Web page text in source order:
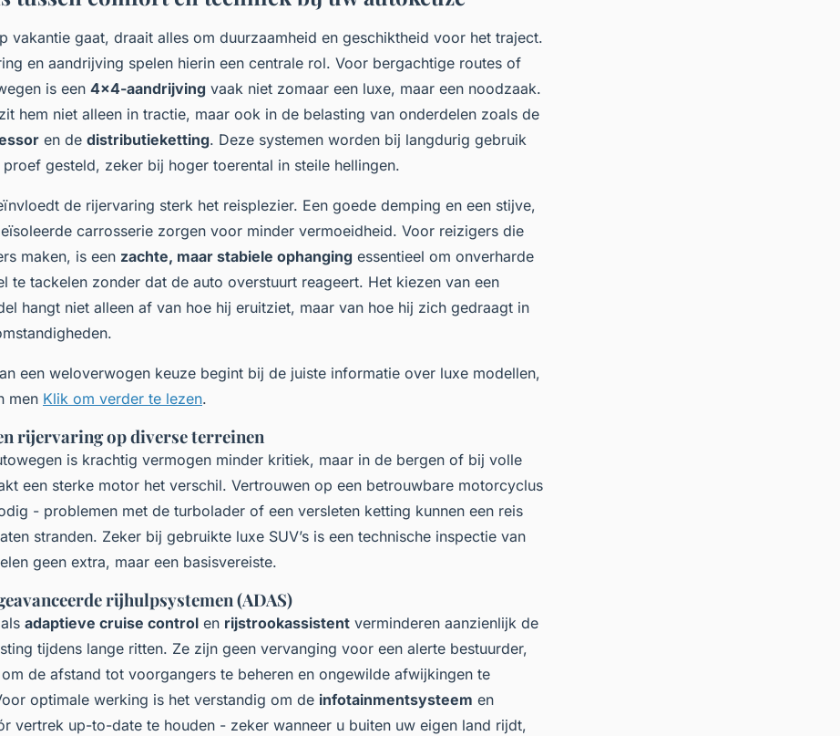
vakantie gaat, draait alles om duurzaamheid en geschiktheid voor het traject.
en aandrijving spelen hierin een centrale rol. Voor bergachtige routes of
is een 4x4-aandrijving vaak niet zomaar een luxe, maar een noodzaak.
hem niet alleen in tractie, maar ook in de belasting van onderdelen zoals de
en de distributieketting. Deze systemen worden bij langdurig gebruik
gesteld, zeker bij hoger toerental in steile hellingen.
de rijervaring sterk het reisplezier. Een goede demping en een stijve,
carrosserie zorgen voor minder vermoeidheid. Voor reizigers die
maken, is een zachte, maar stabiele ophanging essentieel om onverharde
te tackelen zonder dat de auto overstuurt reageert. Het kiezen van een
hangt niet alleen af van hoe hij eruitziet, maar van hoe hij zich gedraagt in
een weloverwogen keuze begint bij de juiste informatie over luxe modellen,
men Klik om verder te lezen.
rijervaring op diverse terreinen
is krachtig vermogen minder kritiek, maar in de bergen of bij volle
een sterke motor het verschil. Vertrouwen op een betrouwbare motorcyclus
- problemen met de turbolader of een versleten ketting kunnen een reis
stranden. Zeker bij gebruikte luxe SUV’s is een technische inspectie van
geen extra, maar een basisvereiste.
rijhulpsystemen (ADAS)
adaptieve cruise control en rijstrookassistent verminderen aanzienlijk de
tijdens lange ritten. Ze zijn geen vervanging voor een alerte bestuurder,
de afstand tot voorgangers te beheren en ongewilde afwijkingen te
optimale werking is het verstandig om de infotainmentsysteem en
vertrek up-to-date te houden - zeker wanneer u buiten uw eigen land rijdt,